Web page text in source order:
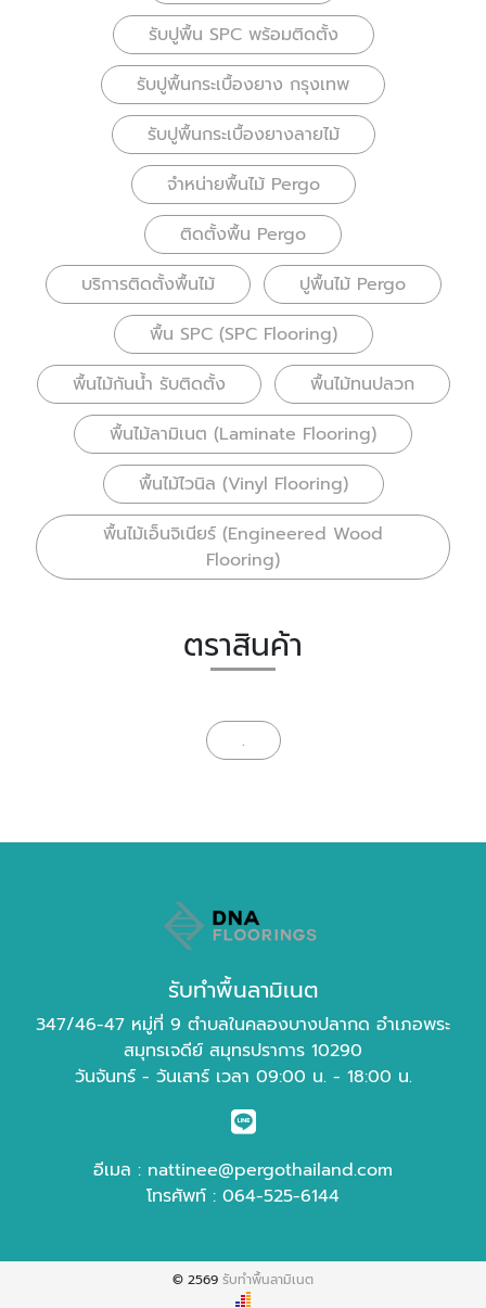
รับปูพื้น SPC พร้อมติดตั้ง
รับปูพื้นกระเบื้องยาง กรุงเทพ
รับปูพื้นกระเบื้องยางลายไม้
จำหน่ายพื้นไม้ Pergo
ติดตั้งพื้น Pergo
บริการติดตั้งพื้นไม้
ปูพื้นไม้ Pergo
พื้น SPC (SPC Flooring)
พื้นไม้กันน้ำ รับติดตั้ง
พื้นไม้ทนปลวก
พื้นไม้ลามิเนต (Laminate Flooring)
พื้นไม้ไวนิล (Vinyl Flooring)
พื้นไม้เอ็นจิเนียร์ (Engineered Wood
Flooring)
ตราสินค้า
.
รับทำพื้นลามิเนต
347/46-47 หมู่ที่ 9 ตำบลในคลองบางปลากด อำเภอพระ
สมุทรเจดีย์ สมุทรปราการ 10290
วันจันทร์ - วันเสาร์ เวลา 09:00 น. - 18:00 น.
อีเมล : nattinee@pergothailand.com
โทรศัพท์ : 064-525-6144
© 2569 รับทำพื้นลามิเนต